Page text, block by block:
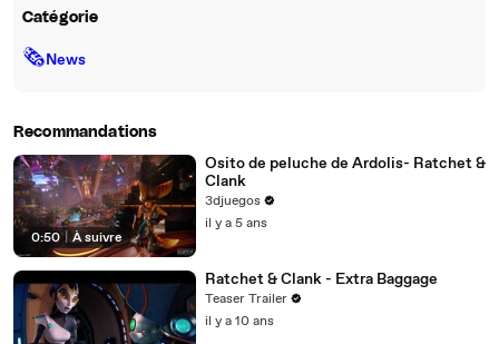
Catégorie
🗞News
Recommandations
0:50 | À suivre
Osito de peluche de Ardolis- Ratchet &
Clank
3djuegos
il y a 5 ans
Ratchet & Clank - Extra Baggage
Teaser Trailer
il y a 10 ans